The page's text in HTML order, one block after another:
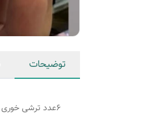
توضیحات
۶عدد ترشی خوری ویکتوریا اصل فرانسه با نشان فیل ابی